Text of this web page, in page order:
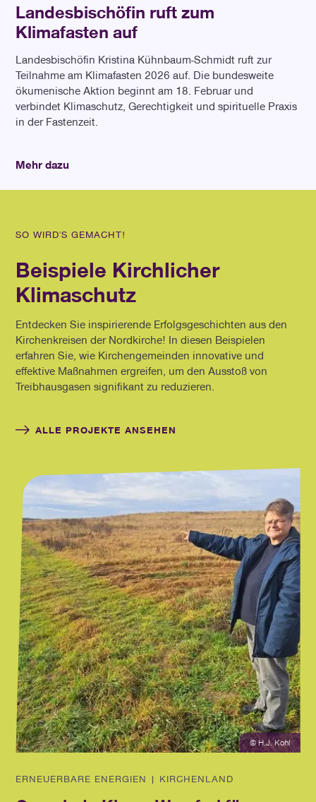
Landesbischöfin ruft zum
Klimafasten auf
Landesbischöfin Kristina Kühnbaum-Schmidt ruft zur
Teilnahme am Klimafasten 2026 auf. Die bundesweite
ökumenische Aktion beginnt am 18. Februar und
verbindet Klimaschutz, Gerechtigkeit und spirituelle Praxis
in der Fastenzeit.
Mehr dazu
SO WIRD'S GEMACHT!
Beispiele Kirchlicher
Klimaschutz
Entdecken Sie inspirierende Erfolgsgeschichten aus den
Kirchenkreisen der Nordkirche! In diesen Beispielen
erfahren Sie, wie Kirchengemeinden innovative und
effektive Maßnahmen ergreifen, um den Ausstoß von
Treibhausgasen signifikant zu reduzieren.
ALLE PROJEKTE ANSEHEN
© H.J. Kohl
ERNEUERBARE ENERGIEN | KIRCHENLAND